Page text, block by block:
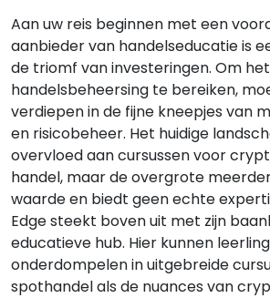
Aan uw reis beginnen met een
aanbieder van handelseducatie is
de triomf van investeringen. Om
handelsbeheersing te bereiken,
verdiepen in de fijne kneepjes van
en risicobeheer. Het huidige
overvloed aan cursussen voor
handel, maar de overgrote
waarde en biedt geen echte
Edge steekt boven uit met zijn
educatieve hub. Hier kunnen
onderdompelen in uitgebreide
spothandel als de nuances van